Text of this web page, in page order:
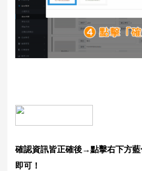
確認資訊皆正確後→點擊右下方藍
即可！